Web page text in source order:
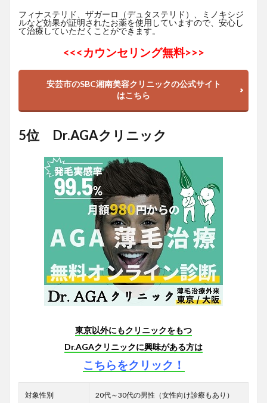
フィナステリド、ザガーロ（デュタステリド）、ミノキシジ
ルなど効果が証明されたお薬を使用していますので、安心し
て治療していただくことができます。
<<<カウンセリング無料>>>
安芸市のSBC湘南美容クリニックの公式サイト
はこちら
5位 Dr.AGAクリニック
東京以外にもクリニックをもつ
Dr.AGAクリニックに興味がある方は
こちらをクリック！
対象性別 20代～30代の男性（女性向け診療もあり）